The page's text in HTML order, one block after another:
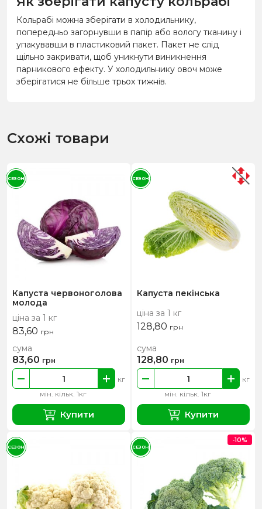
Кольрабі можна зберігати в холодильнику,
попередньо загорнувши в папір або вологу тканину і
упакувавши в пластиковий пакет. Пакет не слід
щільно закривати, щоб уникнути виникнення
парникового ефекту. У холодильнику овоч може
зберігатися не більше трьох тижнів.
Схожі товари
Капуста червоноголова
молода
ціна за 1 кг
83,60 грн
мін. кільк. 1кг
кг
сума
83,60 грн
Купити
СЕЗОН
Капуста пекінська
ціна за 1 кг
128,80 грн
мін. кільк. 1кг
кг
сума
128,80 грн
Купити
СЕЗОН
СЕЗОН
-10%
СЕЗОН